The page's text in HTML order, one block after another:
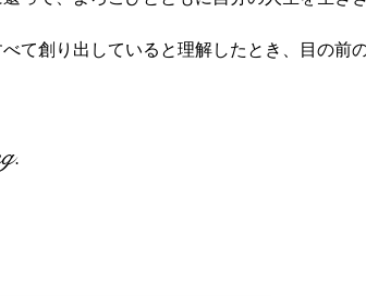
て創り出していると理解したとき、目の前